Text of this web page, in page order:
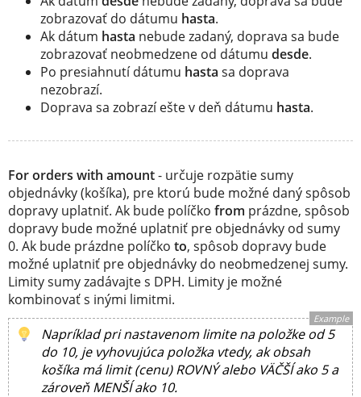
zobrazovať do dátumu hasta.
Ak dátum hasta nebude zadaný, doprava sa bude
zobrazovať neobmedzene od dátumu desde.
Po presiahnutí dátumu hasta sa doprava
nezobrazí.
Doprava sa zobrazí ešte v deň dátumu hasta.
For orders with amount- určuje rozpätie sumy
objednávky (košíka), pre ktorú bude možné daný spôsob
dopravy uplatniť. Ak bude políčko from prázdne, spôsob
dopravy bude možné uplatniť pre objednávky od sumy
0. Ak bude prázdne políčko to, spôsob dopravy bude
možné uplatniť pre objednávky do neobmedzenej sumy.
Limity sumy zadávajte s DPH. Limity je možné
kombinovať s inými limitmi.
Example
Napríklad pri nastavenom limite na položke od 5
do 10, je vyhovujúca položka vtedy, ak obsah
košíka má limit (cenu) ROVNÝ alebo VÄČŠÍ ako 5 a
zároveň MENŠÍ ako 10.